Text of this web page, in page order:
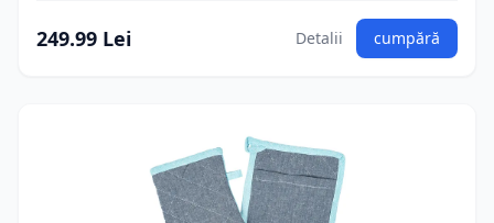
249.99 Lei Detalii cumpără